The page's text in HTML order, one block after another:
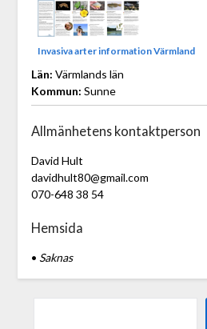
Invasiva arter information Värmland
Län: Värmlands län
Kommun: Sunne
Allmänhetens kontaktperson
David Hult
davidhult80@gmail.com
070-648 38 54
Hemsida
• Saknas